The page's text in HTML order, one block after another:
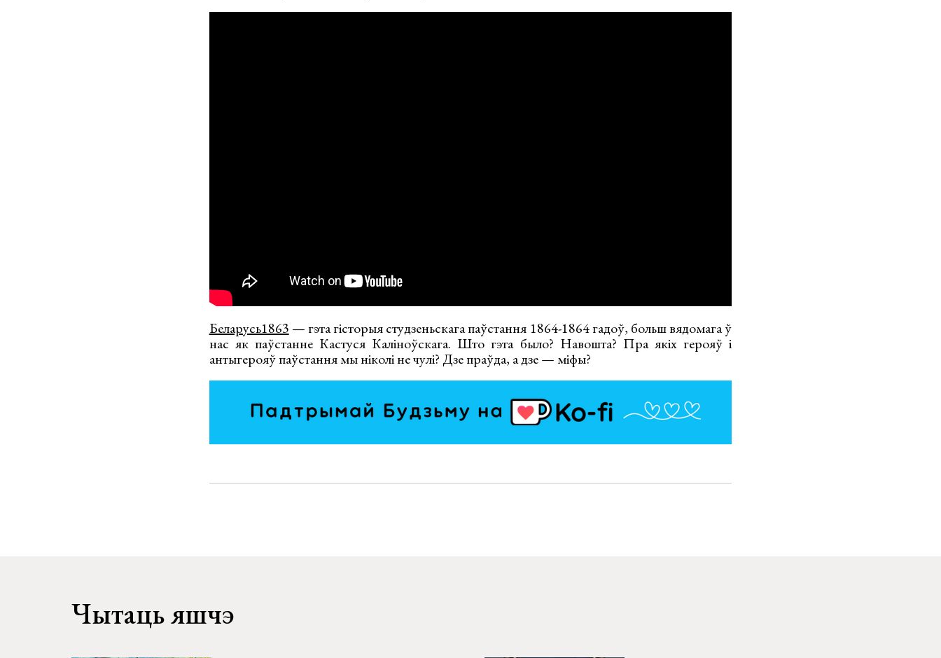
Беларусь1863 — гэта гісторыя студзеньскага паўстання 1864-1864 гадоў, больш вядомага ў
нас як паўстанне Кастуся Каліноўскага. Што гэта было? Навошта? Пра якіх герояў і
антыгерояў паўстання мы ніколі не чулі? Дзе праўда, а дзе — міфы?
Чытаць яшчэ